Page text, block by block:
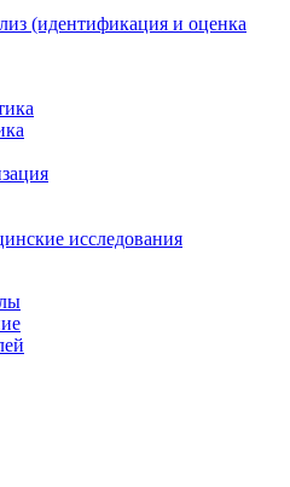
(идентификация и оценка
исследования